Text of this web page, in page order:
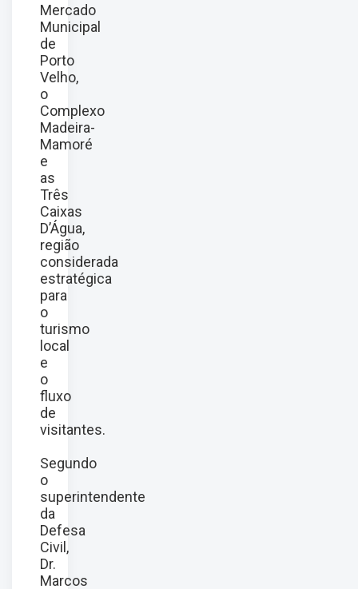
Mercado
Municipal
de
Porto
Velho,
o
Complexo
Madeira-
Mamoré
e
as
Três
Caixas
D’Água,
região
considerada
estratégica
para
o
turismo
local
e
o
fluxo
de
visitantes.
Segundo
o
superintendente
da
Defesa
Civil,
Dr.
Marcos